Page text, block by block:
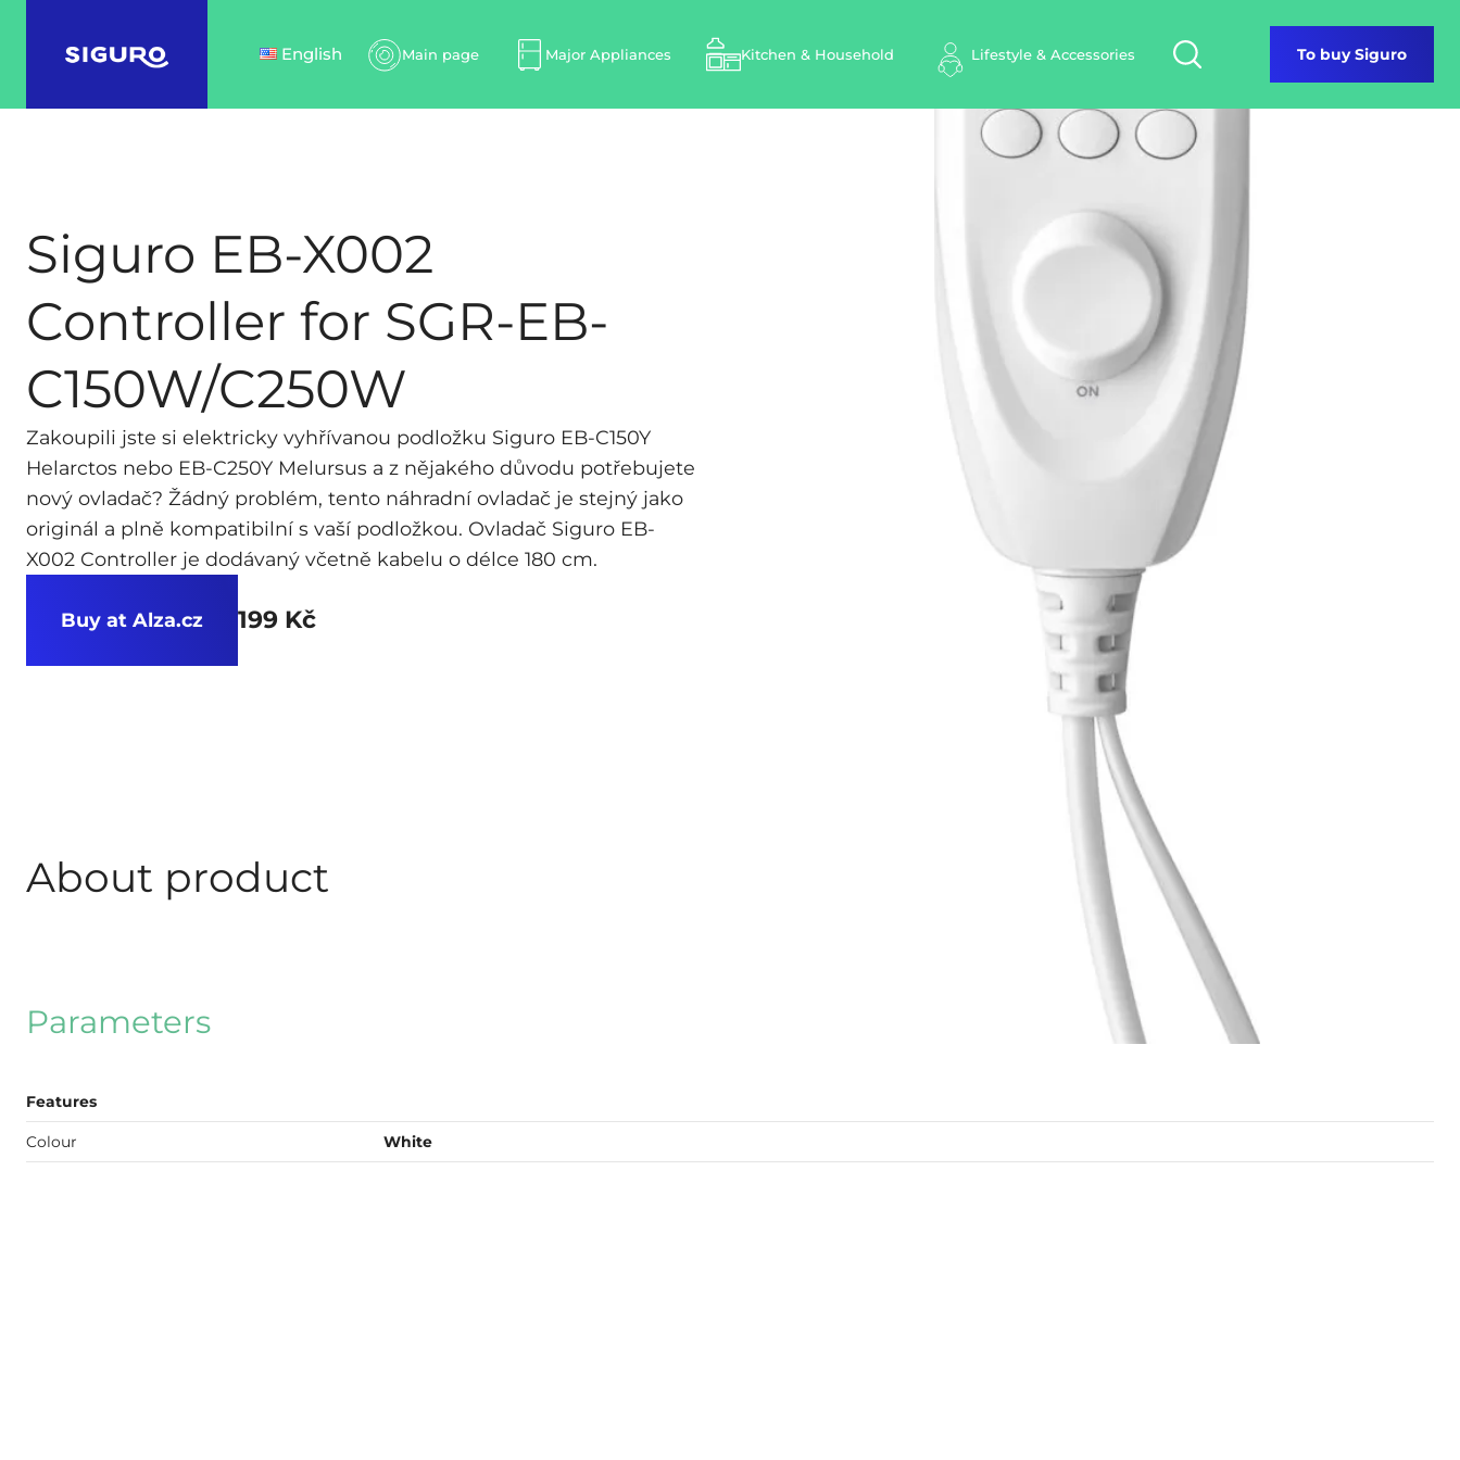
English Main page Major Appliances Kitchen & Household Lifestyle & Accessories To buy Siguro
Siguro EB-X002
Controller for SGR-EB-
C150W/C250W
Zakoupili jste si elektricky vyhřívanou podložku Siguro EB-C150Y
Helarctos nebo EB-C250Y Melursus a z nějakého důvodu potřebujete
nový ovladač? Žádný problém, tento náhradní ovladač je stejný jako
originál a plně kompatibilní s vaší podložkou. Ovladač Siguro EB-
X002 Controller je dodávaný včetně kabelu o délce 180 cm.
Buy at Alza.cz 199 Kč
About product
Parameters
Features
Colour White